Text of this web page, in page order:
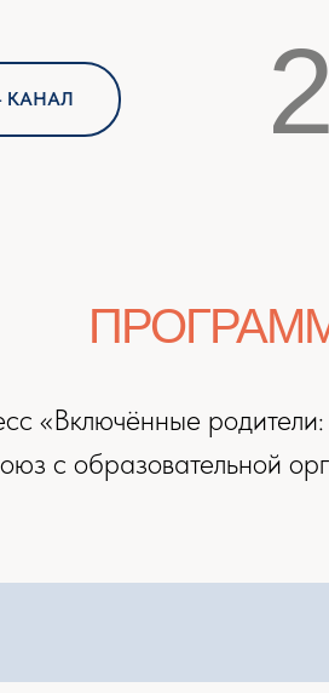
«Включённые
с образовательной